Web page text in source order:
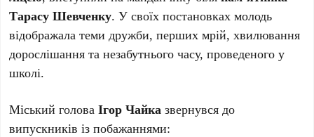
Тарасу Шевченку. У своїх постановках молодь
відображала теми дружби, перших мрій, хвилювання
дорослішання та незабутнього часу, проведеного у
школі.
Міський головаІгор Чайка звернувся до
випускників із побажаннями: